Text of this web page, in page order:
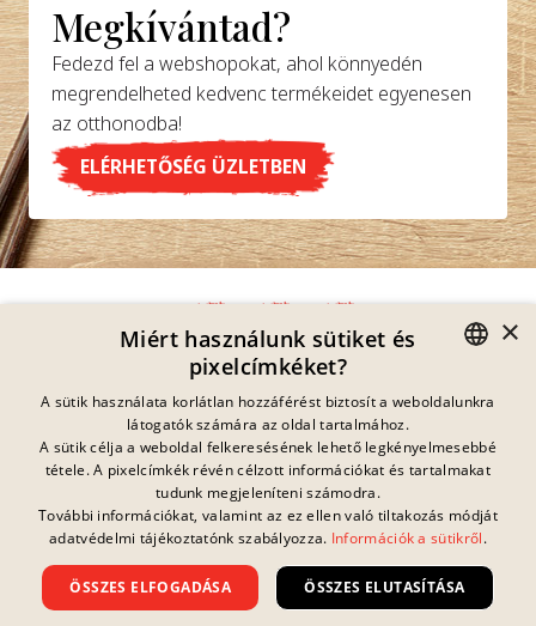
Megkívántad?
Fedezd fel a webshopokat, ahol könnyedén
megrendelheted kedvenc termékeidet egyenesen
az otthonodba!
ELÉRHETŐSÉG ÜZLETBEN
Adatvédelmi Nyilatkozat
Impresszum
Jogi Információk
Kapcsolat
Sütik
GYIK
Letöltések
Visszaélés Bejelentés
Jelenleg nincs
folyamatban lévő
nyereményjáték.
Általános Szerződési Feltételek
GERMAN
FRENCH
DANISH
HUNGARIAN
×
Miért használunk sütiket és
pixelcímkéket?
A sütik használata korlátlan hozzáférést biztosít a weboldalunkra
látogatók számára az oldal tartalmához.
A sütik célja a weboldal felkeresésének lehető legkényelmesebbé
tétele. A pixelcímkék révén célzott információkat és tartalmakat
tudunk megjeleníteni számodra.
További információkat, valamint az ez ellen való tiltakozás módját
adatvédelmi tájékoztatónk szabályozza. Információk a sütikről.
ÖSSZES ELFOGADÁSA ÖSSZES ELUTASÍTÁSA